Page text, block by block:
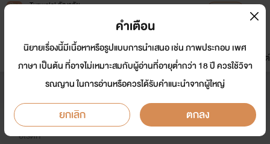
Tunwalai ธัญวลัย
หน้าแรก นิยาย อีบุ๊ก การ์ตูน
มาใหม่
ดรีมแชท ธัญลิสต์
Love in the rain รักในสายฝน
นักเขียน: กิ่งก่า
อีโรติก
คำเตือน
นิยายเรื่องนี้มีเนื้อหาหรือรูปแบบการนำเสนอ เช่น ภาพประกอบ เพศ
ภาษา เป็นต้น ที่อาจไม่เหมาะสมกับผู้อ่านที่อายุต่ำกว่า 18 ปี ควรใช้วิจา
รณญาน ในการอ่านหรือควรได้รับคำแนะนำจากผู้ใหญ่
ยกเลิก ตกลง